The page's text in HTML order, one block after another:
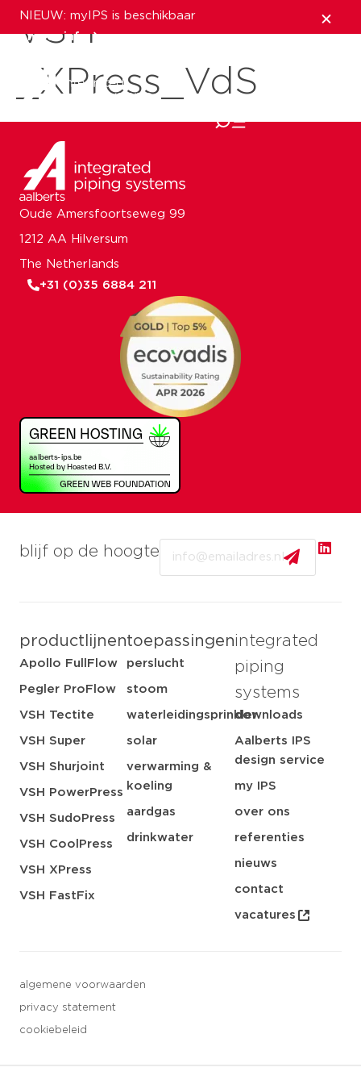
NIEUW: myIPS is beschikbaar
meer info
sluiten
VSH
_XPress_VdS
blijf op de hoogte
productlijnen
Apollo FullFlow
Pegler ProFlow
VSH Tectite
VSH Super
VSH Shurjoint
VSH PowerPress
VSH SudoPress
VSH CoolPress
VSH XPress
VSH FastFix
toepassingen
perslucht
stoom
waterleidingsprinkler
solar
verwarming &
koeling
aardgas
drinkwater
integrated
piping
systems
downloads
Aalberts IPS
design service
my IPS
over ons
referenties
nieuws
contact
vacatures
algemene voorwaarden
privacy statement
cookiebeleid
Oude Amersfoortseweg 99
1212 AA Hilversum
The Netherlands
+31 (0)35 6884 211